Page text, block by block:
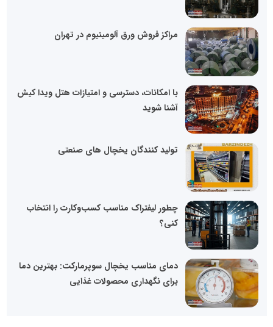
مراکز فروش ورق آلومینیوم در تهران
با امکانات، دسترسی و امتیازات هتل ویدا کیش
آشنا شوید
تولید کنندگان یخچال های صنعتی
چطور لیفتراک مناسب کسب‌وکارت را انتخاب
کنی؟
دمای مناسب یخچال سوپرمارکت: بهترین دما
برای نگهداری محصولات غذایی